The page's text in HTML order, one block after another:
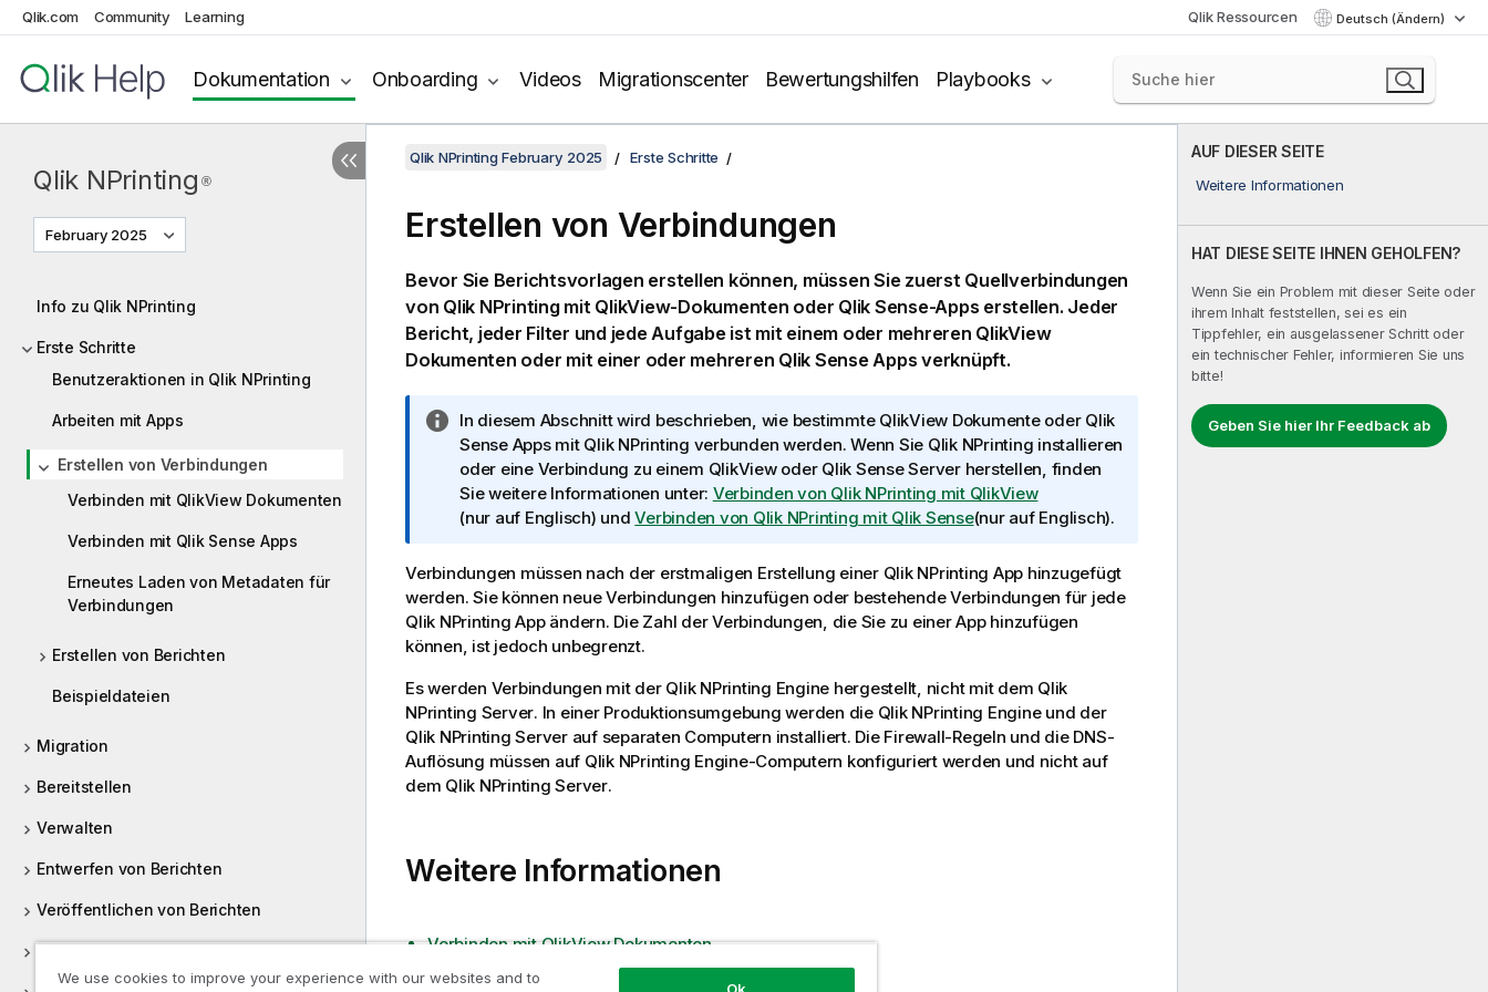
Qlik.com Community Learning Qlik Ressourcen Deutsch (Ändern)
Dokumentation Onboarding Videos Migrationscenter Bewertungshilfen Playbooks
Qlik NPrinting ®
February 2025
Info zu Qlik NPrinting
Erste Schritte
Benutzeraktionen in Qlik NPrinting
Arbeiten mit Apps
Erstellen von Verbindungen
Verbinden mit QlikView Dokumenten
Verbinden mit Qlik Sense Apps
Erneutes Laden von Metadaten für
Verbindungen
Erstellen von Berichten
Beispieldateien
Migration
Bereitstellen
Verwalten
Entwerfen von Berichten
Veröffentlichen von Berichten
On-Demand-Berichte
AUF DIESER SEITE
Weitere Informationen
HAT DIESE SEITE IHNEN GEHOLFEN?
Wenn Sie ein Problem mit dieser Seite oder
ihrem Inhalt feststellen, sei es ein
Tippfehler, ein ausgelassener Schritt oder
ein technischer Fehler, informieren Sie uns
bitte!
Geben Sie hier Ihr Feedback ab
Qlik NPrinting February 2025 Erste Schritte
Erstellen von Verbindungen
Bevor Sie Berichtsvorlagen erstellen können, müssen Sie zuerst Quellverbindungen
von Qlik NPrintingmit QlikView-Dokumenten oder Qlik Sense-Apps erstellen. Jeder
Bericht, jeder Filter und jede Aufgabe ist mit einem oder mehreren QlikView
Dokumenten oder mit einer oder mehreren Qlik SenseApps verknüpft.
I
n
f
o
r
a
t
i
o
s
h
i
n
w
s
In diesem Abschnitt wird beschrieben, wie bestimmte QlikView Dokumente oder Qlik
SenseApps mit Qlik NPrinting verbunden werden. Wenn Sie Qlik NPrinting installieren
oder eine Verbindung zu einem QlikViewoder Qlik SenseServer herstellen, finden
Sie weitere Informationen unter: Verbinden von Qlik NPrinting mit QlikView
(nur auf Englisch) undVerbinden von Qlik NPrinting mit Qlik Sense(nur auf Englisch).
Verbindungen müssen nach der erstmaligen Erstellung einer Qlik NPrinting App hinzugefügt
werden. Sie können neue Verbindungen hinzufügen oder bestehende Verbindungen für jede
Qlik NPrinting App ändern. Die Zahl der Verbindungen, die Sie zu einer App hinzufügen
können, ist jedoch unbegrenzt.
Es werden Verbindungen mit der Qlik NPrinting Engine hergestellt, nicht mit dem Qlik
NPrinting Server. In einer Produktionsumgebung werden die Qlik NPrinting Engineund der
Qlik NPrinting Serverauf separaten Computern installiert. Die Firewall-Regeln und die DNS-
Auflösung müssen auf Qlik NPrinting Engine-Computern konfiguriert werden und nicht auf
dem Qlik NPrinting Server.
Weitere Informationen
Verbinden mit QlikView Dokumenten
Verbinden mit Qlik Sense Apps
We use cookies to improve your experience with our websites and to